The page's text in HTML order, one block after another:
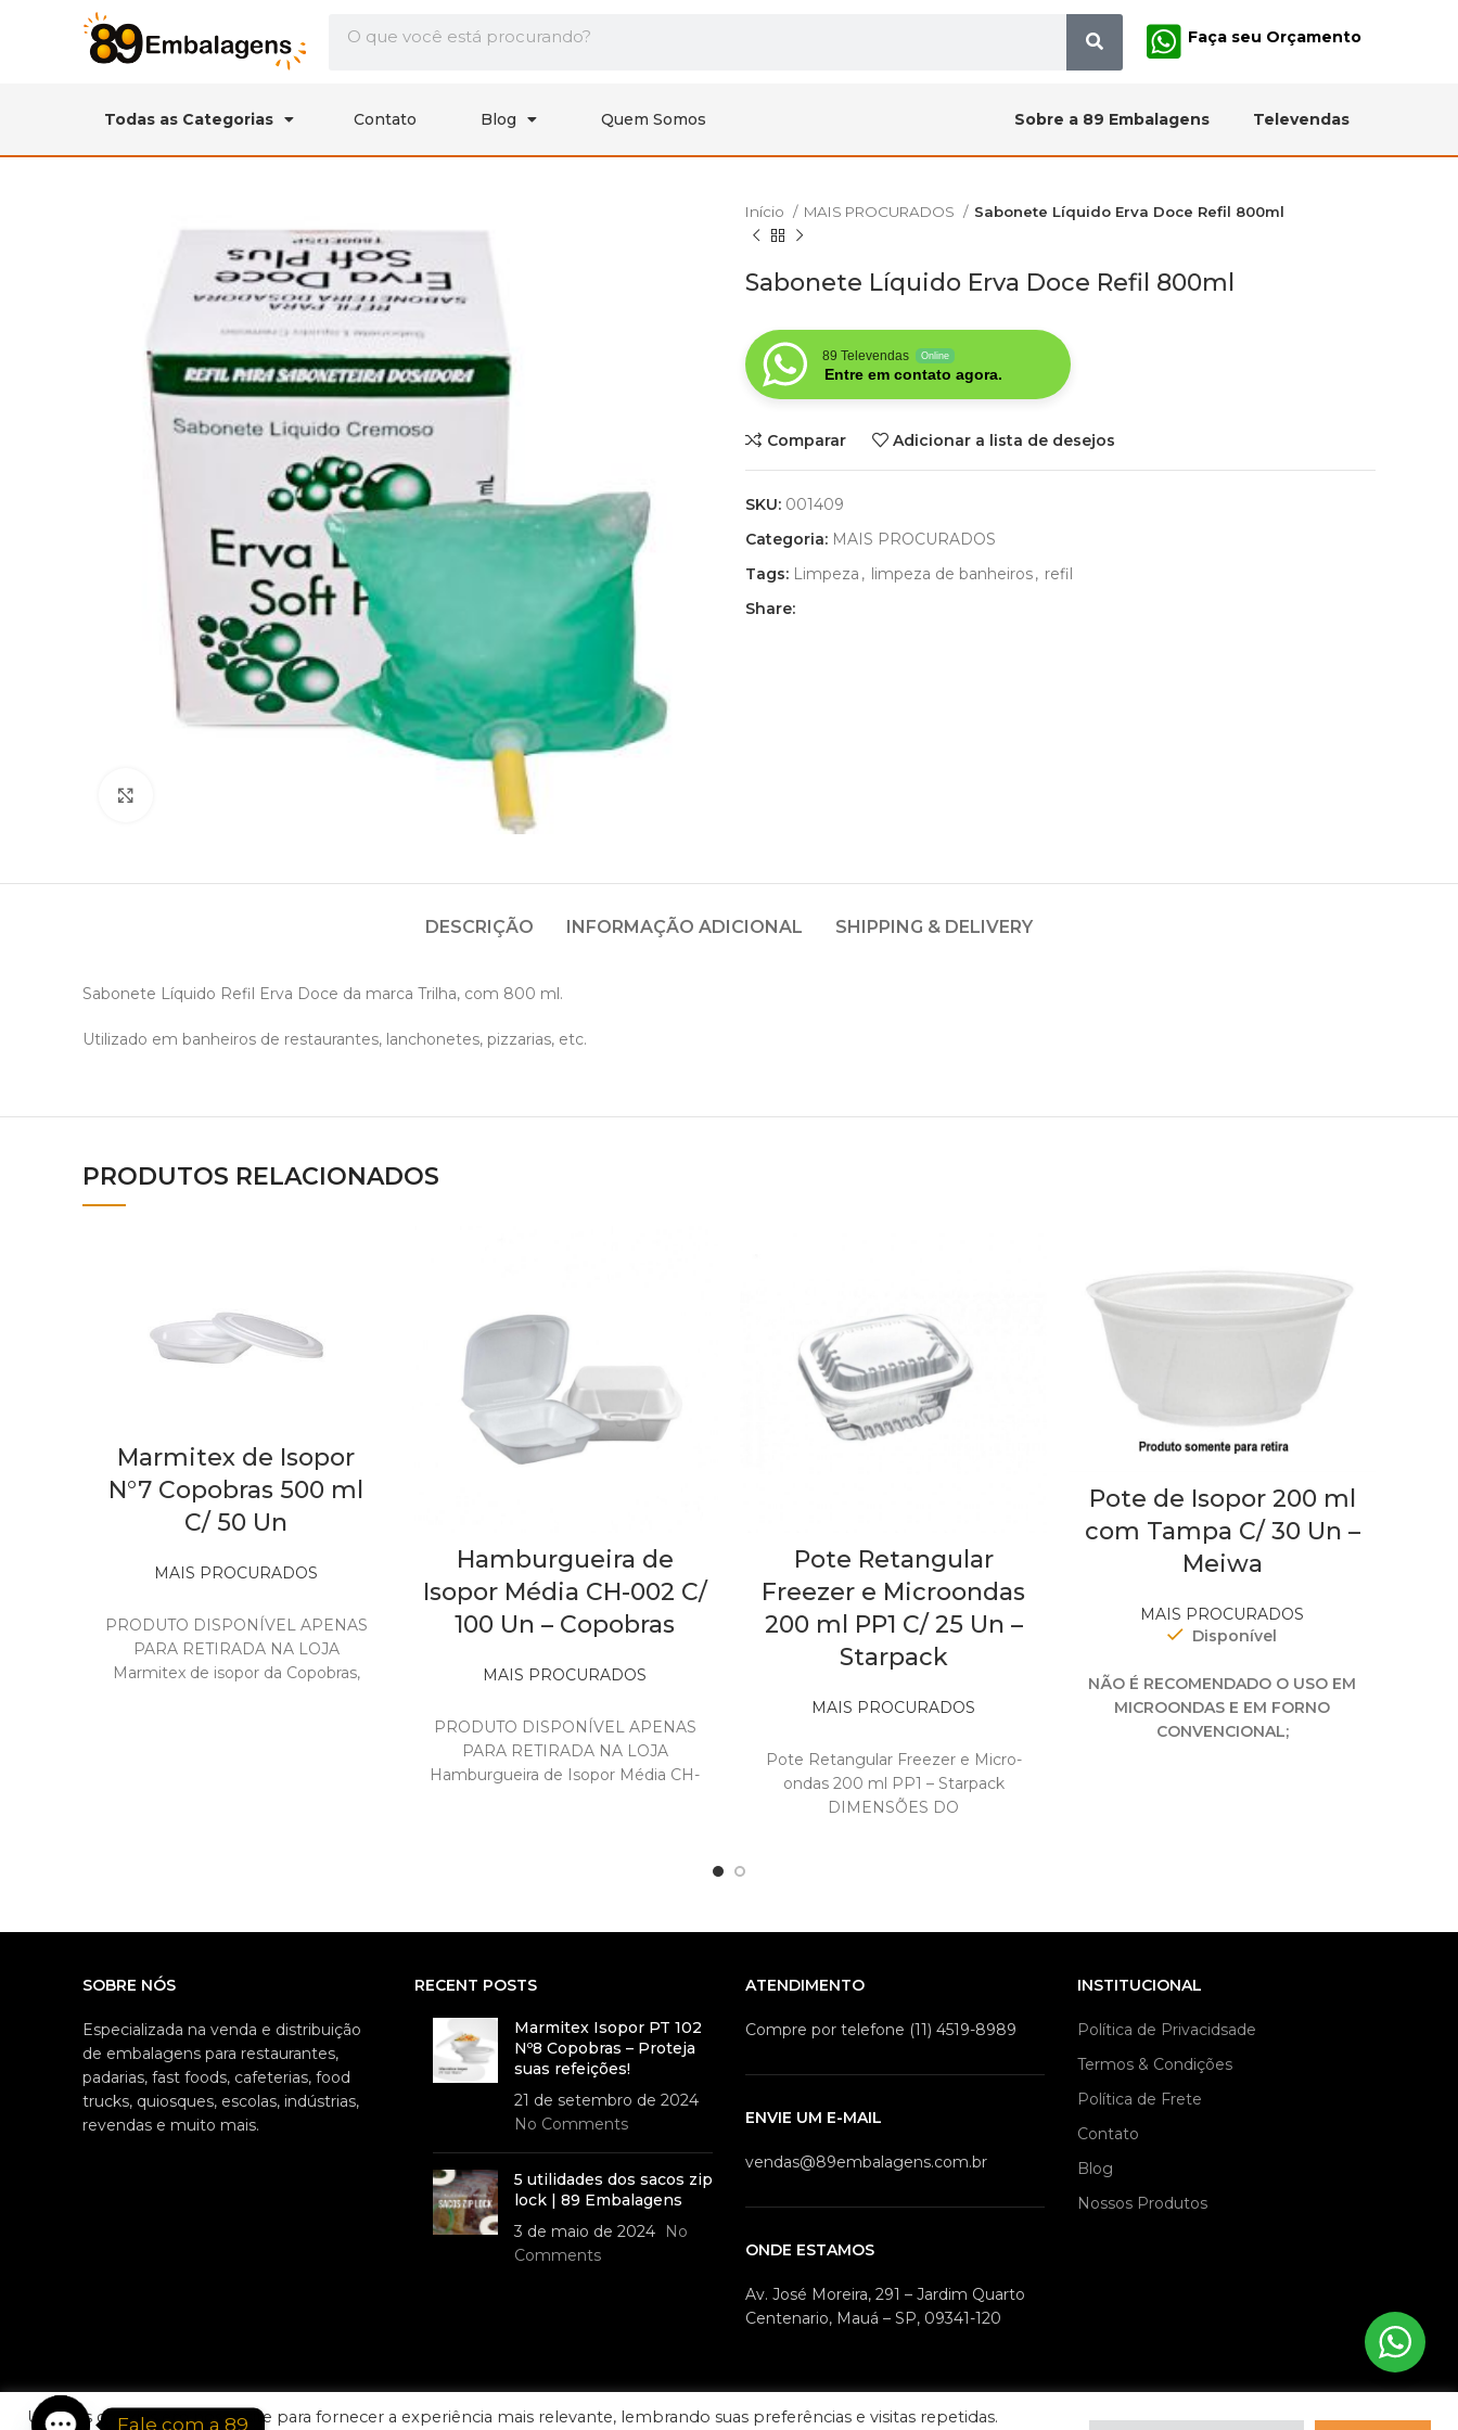
Faça seu Orçamento
Todas as Categorias Contato Blog Quem Somos Sobre a 89 Embalagens Televendas
Início MAIS PROCURADOS Sabonete Líquido Erva Doce Refil 800ml
Sabonete Líquido Erva Doce Refil 800ml
89 Televendas Online
Entre em contato agora.
Comparar Adicionar a lista de desejos
SKU: 001409
Categoria: MAIS PROCURADOS
Tags: Limpeza , limpeza de banheiros, refil
Share:
DESCRIÇÃO INFORMAÇÃO ADICIONAL SHIPPING & DELIVERY
Sabonete Líquido Refil Erva Doce da marca Trilha, com 800 ml.
Utilizado em banheiros de restaurantes, lanchonetes, pizzarias, etc.
PRODUTOS RELACIONADOS
Marmitex de Isopor
N°7 Copobras 500 ml
C/ 50 Un
MAIS PROCURADOS
PRODUTO DISPONÍVEL APENAS
PARA RETIRADA NA LOJA
Marmitex de isopor da Copobras,
Hamburgueira de
Isopor Média CH-002 C/
100 Un – Copobras
MAIS PROCURADOS
PRODUTO DISPONÍVEL APENAS
PARA RETIRADA NA LOJA
Hamburgueira de Isopor Média CH-
Pote Retangular
Freezer e Microondas
200 ml PP1 C/ 25 Un –
Starpack
MAIS PROCURADOS
Pote Retangular Freezer e Micro-
ondas 200 ml PP1 – Starpack
DIMENSÕES DO
Pote de Isopor 200 ml
com Tampa C/ 30 Un –
Meiwa
MAIS PROCURADOS
Disponível
NÃO É RECOMENDADO O USO EM
MICROONDAS E EM FORNO
CONVENCIONAL;
SOBRE NÓS
Especializada na venda e distribuição
de embalagens para restaurantes,
padarias, fast foods, cafeterias, food
trucks, quiosques, escolas, indústrias,
revendas e muito mais.
RECENT POSTS
Marmitex Isopor PT 102
Nº8 Copobras – Proteja
suas refeições!
21 de setembro de 2024
No Comments
5 utilidades dos sacos zip
lock | 89 Embalagens
3 de maio de 2024
No
Comments
ATENDIMENTO
Compre por telefone (11) 4519-8989
ENVIE UM E-MAIL
vendas@89embalagens.com.br
ONDE ESTAMOS
Av. José Moreira, 291 – Jardim Quarto
Centenario, Mauá – SP, 09341-120
INSTITUCIONAL
Política de Privacidsade
Termos & Condições
Política de Frete
Contato
Blog
Nossos Produtos
Usamos cookies em nosso site para fornecer a experiência mais relevante, lembrando suas preferências e visitas repetidas.
Fale com a 89